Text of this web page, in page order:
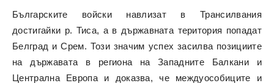
Българските войски навлизат в Трансилвания
достигайки р. Тиса, а в държавната територия попадат
Белград и Срем. Този значим успех засилва позициите
на държавата в региона на Западните Балкани и
Централна Европа и доказва, че междуособиците и